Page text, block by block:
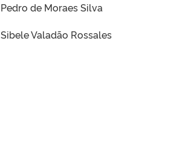
Pedro de Moraes Silva
Sibele Valadão Rossales